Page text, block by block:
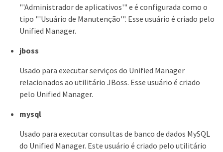
"'Administrador de aplicativos'" e é configurada como o
tipo "'Usuário de Manutenção'". Esse usuário é criado pelo
Unified Manager.
jboss
Usado para executar serviços do Unified Manager
relacionados ao utilitário JBoss. Esse usuário é criado
pelo Unified Manager.
mysql
Usado para executar consultas de banco de dados MySQL
do Unified Manager. Este usuário é criado pelo utilitário